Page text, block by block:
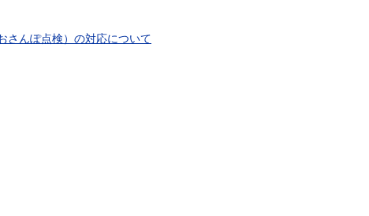
さんぽ点検）の対応について